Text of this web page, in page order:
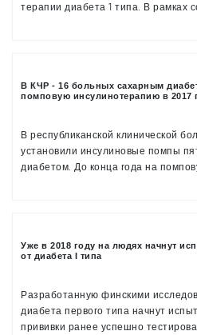
терапии диабета 1 типа. В рамках
В КЧР - 16 больных сахарным
помповую инсулинотерапию в 2017
В республиканской клинической
установили инсулиновые помпы
диабетом. До конца года на
Уже в 2018 году на людях начнут
от диабета I типа
Разработанную финскими
диабета первого типа начнут
прививки ранее успешно